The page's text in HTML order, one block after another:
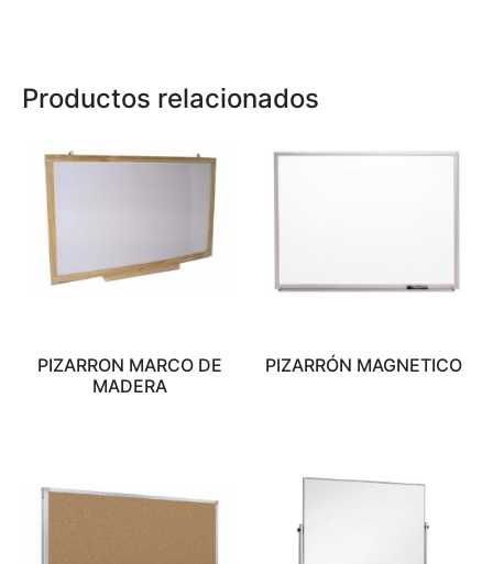
Productos relacionados
PIZARRON MARCO DE
MADERA
PIZARRÓN MAGNETICO